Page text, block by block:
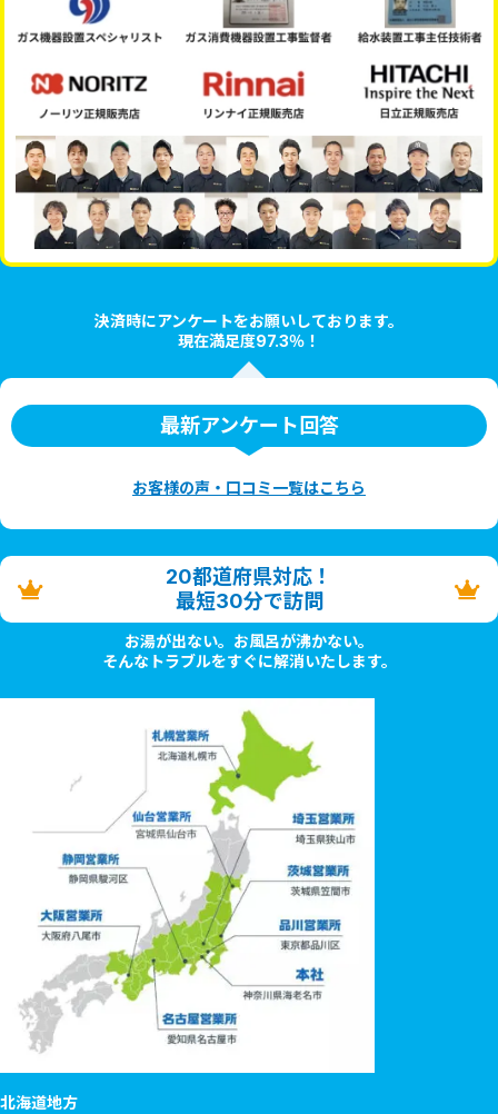
決済時にアンケートをお願いしております。
現在満足度97.3％！
最新アンケート回答
お客様の声・口コミ一覧はこちら
20都道府県対応！
最短30分で訪問
お湯が出ない。お風呂が沸かない。
そんなトラブルをすぐに解消いたします。
北海道地方